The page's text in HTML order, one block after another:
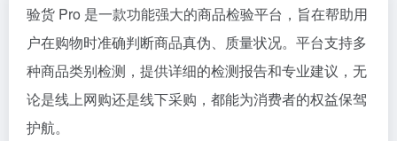
验货 Pro 是一款功能强大的商品检验平台，旨在帮助用
户在购物时准确判断商品真伪、质量状况。平台支持多
种商品类别检测，提供详细的检测报告和专业建议，无
论是线上网购还是线下采购，都能为消费者的权益保驾
护航。